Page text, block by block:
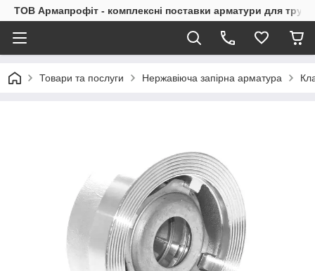
ТОВ Армапрофіт - комплексні поставки арматури для
Товари та послуги Нержавіюча запірна арматура